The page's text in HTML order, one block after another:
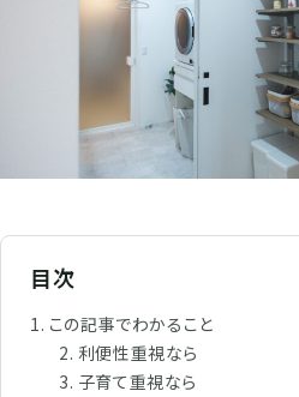
目次
この記事でわかること
利便性重視なら
子育て重視なら